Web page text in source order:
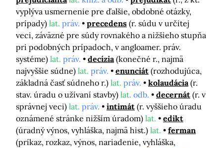
vyplýva usmernenie pre ďalšie, obdobné otázky,
prípady) lat. práv. precedens (r. súdu v určitej
veci, záväzné pre súdy rovnakého a nižšieho stupňa
pri podobných prípadoch, v angloamer. práv.
systéme) lat. práv. decízia (konečné r., najmä
najvyššie súdne) lat. práv. enunciát (rozhodujúca,
základná časť súdneho r.) lat. práv. kolaudácia (r.
stav. úradu o užívaní stavby) lat. odb. decernát (r. v
správnej veci) lat. práv. intimát (r. vyššieho úradu
oznámené stránke nižším úradom) lat.
edikt
(úradný výnos, vyhláška, najmä hist.) lat.
ferman
(príkaz, rozkaz, výnos, nariadenie, vyhláška,